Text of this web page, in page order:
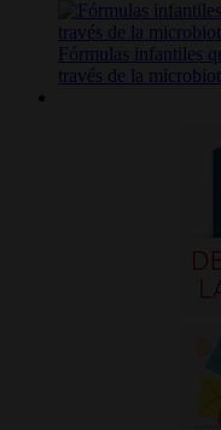
Fórmulas infantiles
través de la